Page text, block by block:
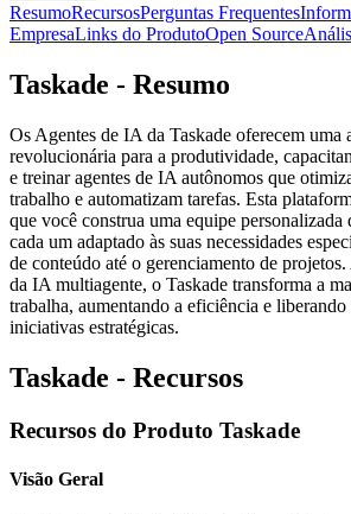
ResumoRecursosPerguntas Frequentes
EmpresaLinks do ProdutoOpen Source
Taskade - Resumo
Os Agentes de IA da Taskade oferecem uma
revolucionária para a produtividade,
e treinar agentes de IA autônomos que
trabalho e automatizam tarefas. Esta
que você construa uma equipe personalizada
cada um adaptado às suas necessidades
de conteúdo até o gerenciamento de
da IA multiagente, o Taskade transforma a
trabalha, aumentando a eficiência e
iniciativas estratégicas.
Taskade - Recursos
Recursos do Produto Taskade
Visão Geral